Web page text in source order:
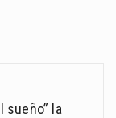
sueño” la